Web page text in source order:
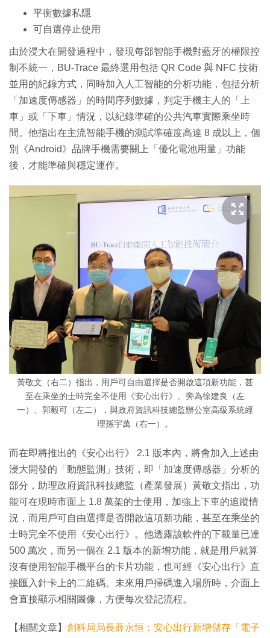
平衡數據私隱
可自選停止使用
由於浸大在開發過程中，發現每部智能手機對藍牙的權限控
制不統一，BU-Trace 最終選用包括 QR Code 與 NFC 技術
並用的紀錄方式，同時加入人工智能的分析功能，包括分析
「加速度傳感器」的時間序列數據，判定手機主人的「上
車」或「下車」情況，以紀錄準確的公共汽車實際乘坐時
間。他指出在主流智能手機的測試準確度高達 8 成以上，個
別《Android》品牌手機需要關上「優化電池用量」功能
後，才能準確與穩定運作。
黃敬文（右二）指出，用戶可自由選擇是否開啟這項新功能，甚
至在乘坐的士時完全不使用《安心出行》。旁為徐建良（左
一）、郭毅可（左二），與政府資訊科技總監辦公室高級系統經
理孫宇萬（右一）。
而在即將推出的《安心出行》 2.1 版本內，將會加入上述由
浸大開發的「動態監測」技術，即「加速度傳感器」分析的
部分，助理政府資訊科技總監（產業發展）黃敬文指出，功
能可在現時市面上 1.8 萬架的士使用，加強上下車的追蹤情
況，而用戶可自由選擇是否開啟這項新功能，甚至在乘坐的
士時完全不使用《安心出行》。他透露該軟件的下載量已達
500 萬次，而另一個在 2.1 版本的新增功能，就是用戶就算
沒有使用智能手機平台的卡片功能，也可經《安心出行》直
接匯入針卡上的二維碼。未來用戶掃碼進入場所時，介面上
會直接顯示相關圖像，方便每次登記流程。
【相關文章】 創科局局長薛永恒：安心出行新增儲存「電子